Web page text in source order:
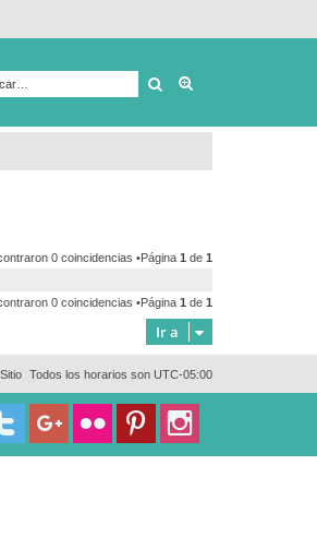
Buscar
0 coincidencias •Página 1 de 1
0 coincidencias •Página 1 de 1
Ir a
Todos los horarios son UTC-05:00